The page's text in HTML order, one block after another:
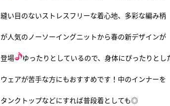
縫い目のないストレスフリーな着心地、多彩な編み柄
が人気のノーソーイングニットから春の新デザインが
登場 ゆったりとしているので、身体にぴったりとし
ウェアが苦手な方にもおすすめです！中のインナーを
タンクトップなどにすれば普段着としても◎